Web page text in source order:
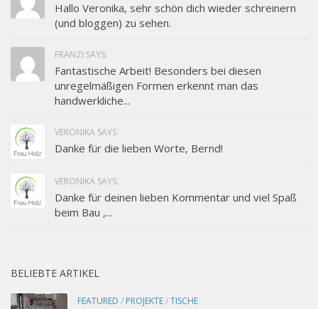
Hallo Veronika, sehr schön dich wieder schreinern
(und bloggen) zu sehen.
FRANZI SAYS:
Fantastische Arbeit! Besonders bei diesen
unregelmäßigen Formen erkennt man das
handwerkliche...
VERONIKA SAYS:
Danke für die lieben Worte, Bernd!
VERONIKA SAYS:
Danke für deinen lieben Kommentar und viel Spaß
beim Bau ,...
BELIEBTE ARTIKEL
FEATURED / PROJEKTE/TISCHE